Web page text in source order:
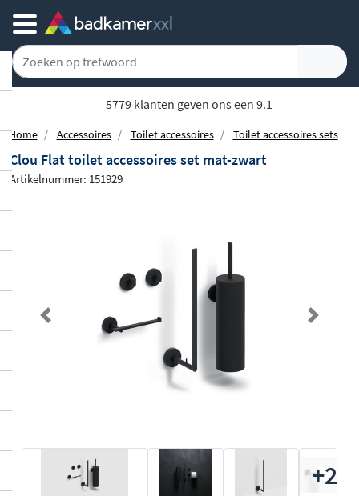
Achteraf of gespreid betalen
Home Accessoires Toilet accessoires Toilet accessoires sets
Clou Flat toilet accessoires set mat-zwart
Artikelnummer: 151929
Previous Next
+2